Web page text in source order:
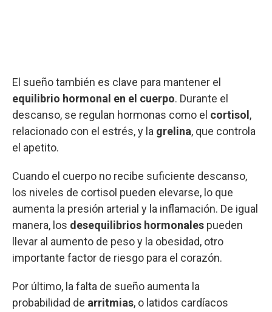
El sueño también es clave para mantener el
equilibrio hormonal en el cuerpo. Durante el
descanso, se regulan hormonas como el cortisol ,
relacionado con el estrés, y la grelina, que controla
el apetito.
Cuando el cuerpo no recibe suficiente descanso,
los niveles de cortisol pueden elevarse, lo que
aumenta la presión arterial y la inflamación. De igual
manera, los desequilibrios hormonales pueden
llevar al aumento de peso y la obesidad, otro
importante factor de riesgo para el corazón.
Por último, la falta de sueño aumenta la
probabilidad de arritmias, o latidos cardíacos